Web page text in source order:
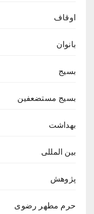
اوقاف
بانوان
بسیج
بسیج مستضعفین
بهداشت
بین المللی
پژوهش
حرم مطهر رضوی